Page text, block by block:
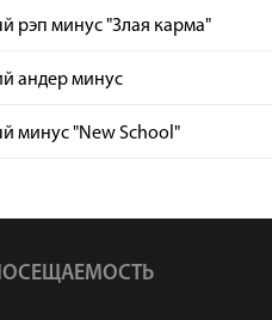
рэп минус "Злая карма"
андер минус
минус "New School"